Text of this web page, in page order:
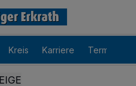
Kreis Karriere Termine